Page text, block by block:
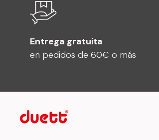
Entrega gratuita
en pedidos de 60€ o más